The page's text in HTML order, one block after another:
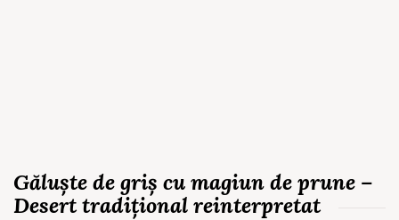
Găluște de griș cu magiun de prune –
Desert tradițional reinterpretat